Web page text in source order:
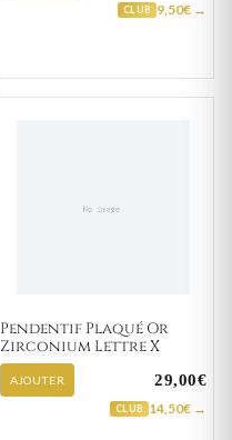
CLUB 9,50€ →
Pendentif Plaqué Or
Zirconium Lettre X
AJOUTER 29,00€
CLUB 14,50€ →